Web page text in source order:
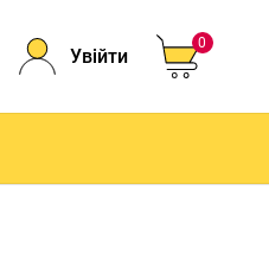
Увійти
0